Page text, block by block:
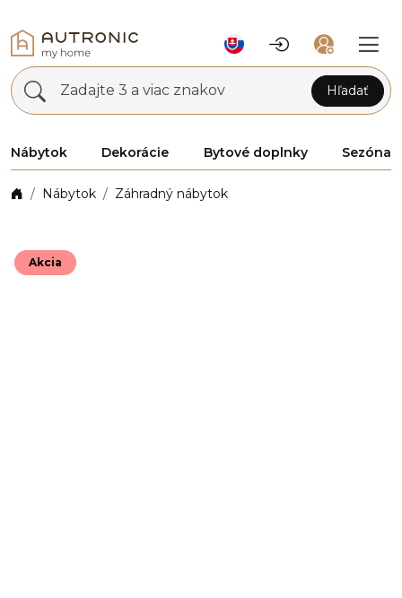
Zadajte 3 a viac znakov Hľadať
Nábytok Dekorácie Bytové doplnky Sezóna
Nábytok Záhradný nábytok
Akcia